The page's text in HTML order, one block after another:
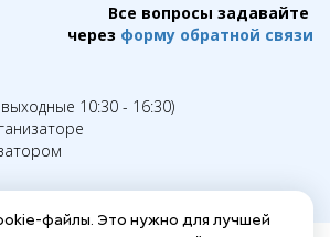
Все вопросы задавайте
через форму обратной связи
10:30 - 16:30)
файлы. Это нужно для лучшей